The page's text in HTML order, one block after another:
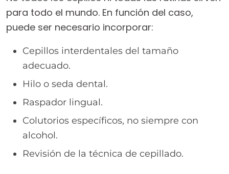
para todo el mundo. En función del caso,
puede ser necesario incorporar:
Cepillos interdentales del tamaño
adecuado.
Hilo o seda dental.
Raspador lingual.
Colutorios específicos, no siempre con
alcohol.
Revisión de la técnica de cepillado.